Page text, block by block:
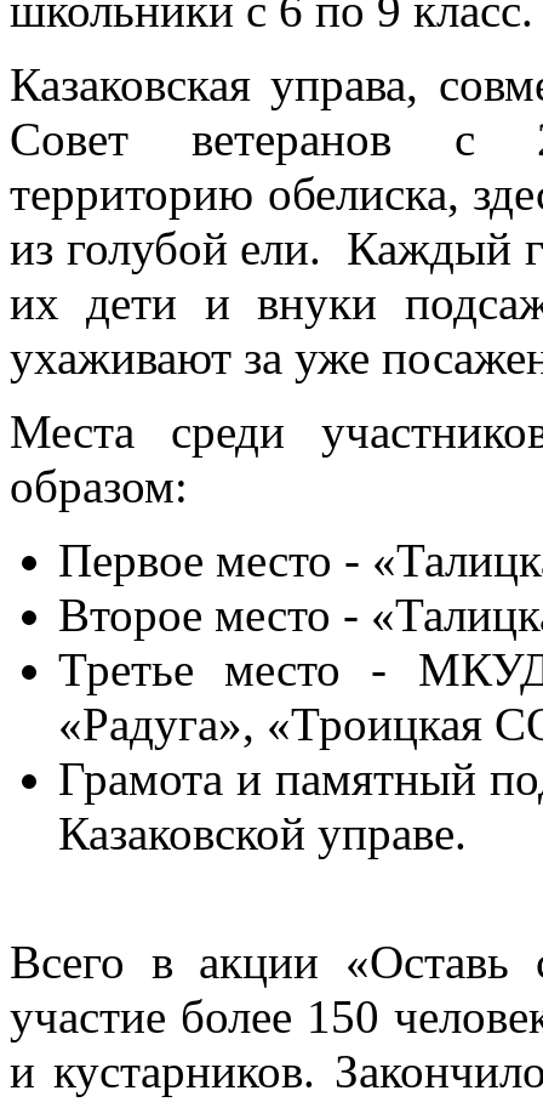
школьники с 6 по 9 класс.
Казаковская управа,
Совет ветеранов с
территорию обелиска,
из голубой ели. Каждый
их дети и внуки
ухаживают за уже
Места среди
образом:
Первое место -
Второе место -
Третье место -
«Радуга», «Троицкая
Грамота и памятный
Казаковской управе.
Всего в акции «Оставь
участие более 150
и кустарников.